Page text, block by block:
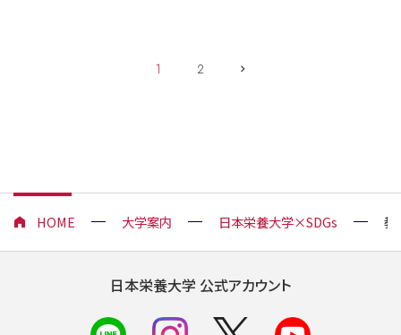
1 2
HOME 大学案内 日本栄養大学×SDGs 教
日本栄養大学 公式アカウント